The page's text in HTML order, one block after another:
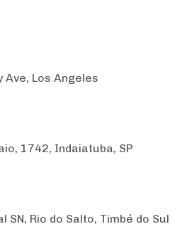
Ave, Los Angeles
1742, Indaiatuba, SP
SN, Rio do Salto, Timbé do Sul